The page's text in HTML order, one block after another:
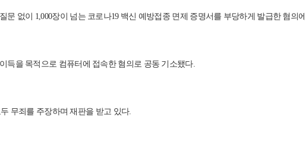
문 없이 1,000장이 넘는 코로나19 백신 예방접종 면제 증명서를 부당하게 발급한 혐의
득을 목적으로 컴퓨터에 접속한 혐의로 공동 기소됐다.
무죄를 주장하며 재판을 받고 있다.